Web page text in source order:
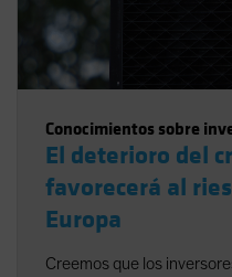
Conocimientos sobre
El deterioro del
favorecerá al
Europa
Creemos que los